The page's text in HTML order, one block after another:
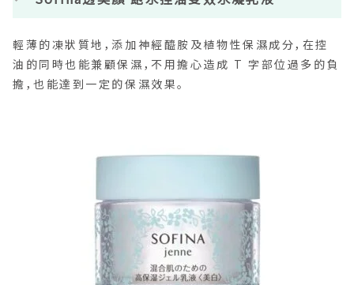
輕薄的凍狀質地，添加神經醯胺及植物性保濕成分，在控
油的同時也能兼顧保濕，不用擔心造成 T 字部位過多的負
擔，也能達到一定的保濕效果。